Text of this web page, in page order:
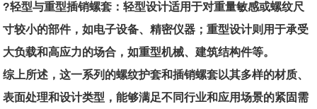
?轻型与重型插销螺套：轻型设计适用于对重量敏感或螺纹尺
寸较小的部件，如电子设备、精密仪器；重型设计则用于承受
大负载和高应力的场合，如重型机械、建筑结构件等。
综上所述，这一系列的螺纹护套和插销螺套以其多样的材质、
表面处理和设计类型，能够满足不同行业和应用场景的紧固需